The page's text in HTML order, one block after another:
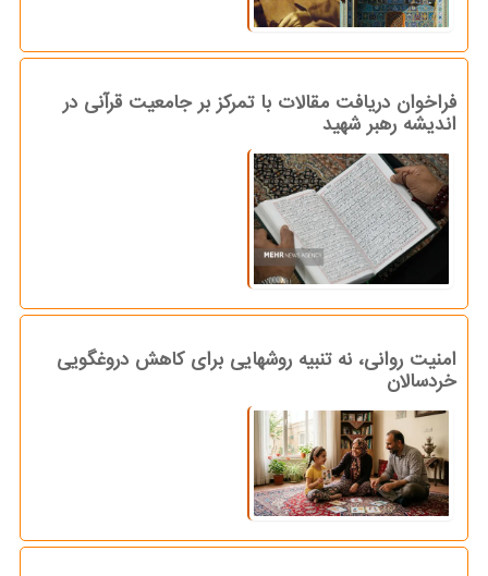
فراخوان دریافت مقالات با تمرکز بر جامعیت قرآنی در
اندیشه رهبر شهید
امنیت روانی، نه تنبیه روشهایی برای کاهش دروغگویی
خردسالان